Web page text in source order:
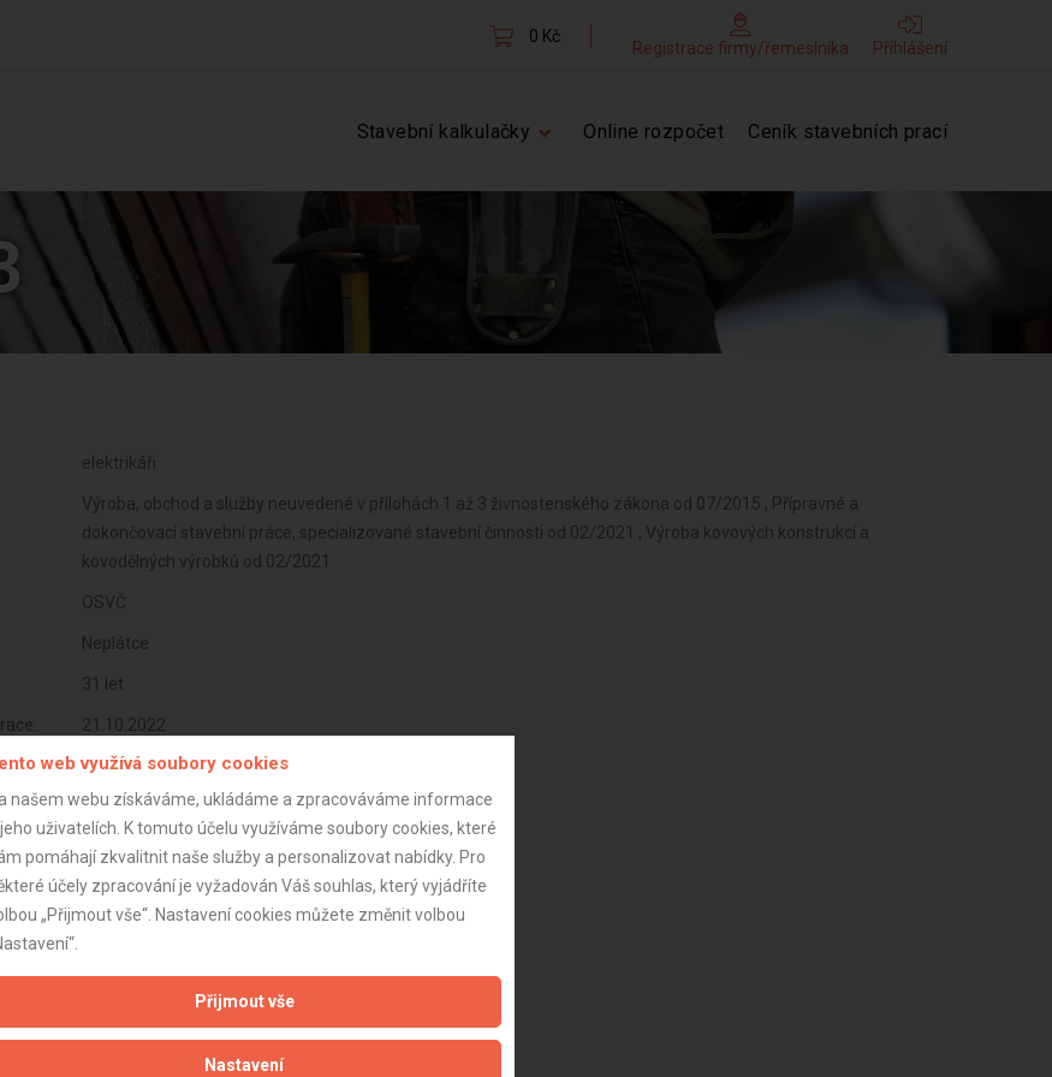
0 Kč
Registrace firmy/řemeslníka Přihlášení
Stavební kalkulačky Online rozpočet Ceník stavebních prací
elektrikáři
Výroba, obchod a služby neuvedené v přílohách 1 až 3 živnostenského zákona od 07/2015 , Přípravné a
dokončovací stavební práce, specializované stavební činnosti od 02/2021 , Výroba kovových konstrukcí a
kovodělných výrobků od 02/2021
OSVČ
Neplátce
31 let
21.10.2022
web využívá soubory cookies
našem webu získáváme, ukládáme a zpracováváme informace
uživatelích. K tomuto účelu využíváme soubory cookies, které
pomáhají zkvalitnit naše služby a personalizovat nabídky. Pro
účely zpracování je vyžadován Váš souhlas, který vyjádříte
„Přijmout vše“. Nastavení cookies můžete změnit volbou
Přijmout vše
Nastavení